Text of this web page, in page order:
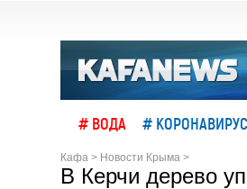
# ВОДА # КОРОНАВИРУС
Кафа > Новости Крыма >
В Керчи дерево